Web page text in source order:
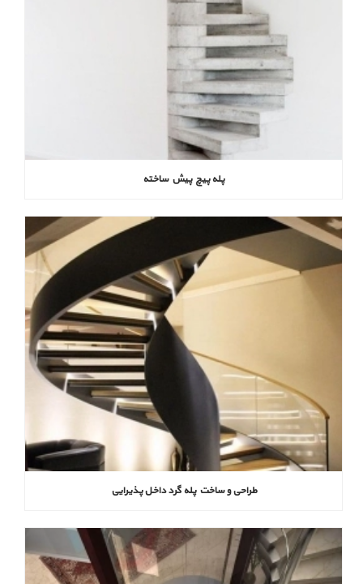
پله پیچ پیش‌ ساخته
طراحی و ساخت پله گرد داخل پذیرایی